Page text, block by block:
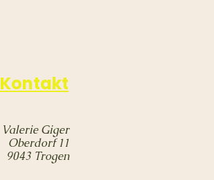
Kontakt
Valerie Giger
Oberdorf 11
9043 Trogen